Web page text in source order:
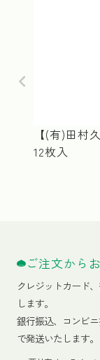
【(有)田村
12枚入
ご注文から
クレジットカード、
します。
銀行振込、コンビ
で発送いたします。